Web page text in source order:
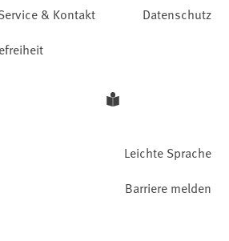
& Kontakt
Datenschutz
Leichte Sprache
Barriere melden